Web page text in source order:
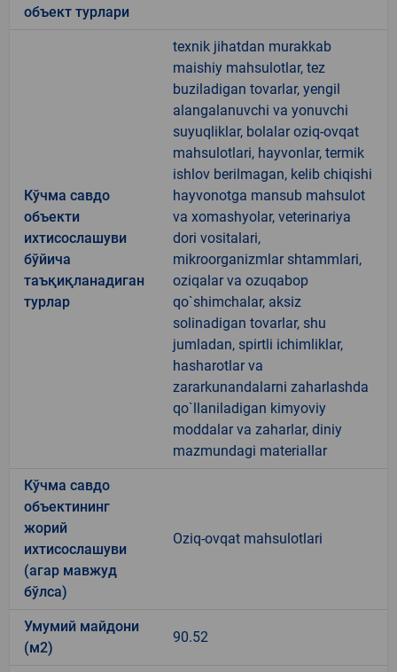
объект турлари
Кўчма савдо
объекти
ихтисослашуви
бўйича
таъқиқланадиган
турлар
texnik jihatdan murakkab
maishiy mahsulotlar, tez
buziladigan tovarlar, yengil
alangalanuvchi va yonuvchi
suyuqliklar, bolalar oziq-ovqat
mahsulotlari, hayvonlar, termik
ishlov berilmagan, kelib chiqishi
hayvonotga mansub mahsulot
va xomashyolar, veterinariya
dori vositalari,
mikroorganizmlar shtammlari,
oziqalar va ozuqabop
qo`shimchalar, aksiz
solinadigan tovarlar, shu
jumladan, spirtli ichimliklar,
hasharotlar va
zararkunandalarni zaharlashda
qo`llaniladigan kimyoviy
moddalar va zaharlar, diniy
mazmundagi materiallar
Кўчма савдо
объектининг
жорий
ихтисослашуви
(агар мавжуд
бўлса)
Oziq-ovqat mahsulotlari
Умумий майдони
(м2)
90.52